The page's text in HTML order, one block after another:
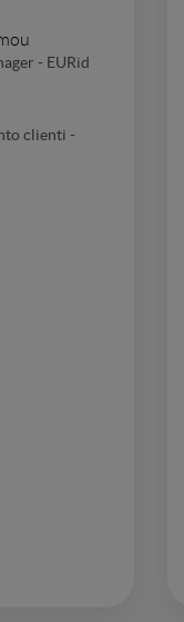
- EURid
clienti -